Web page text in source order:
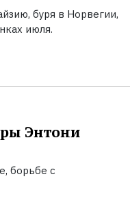
буря в Норвегии,
июля.
Энтони
борьбе с